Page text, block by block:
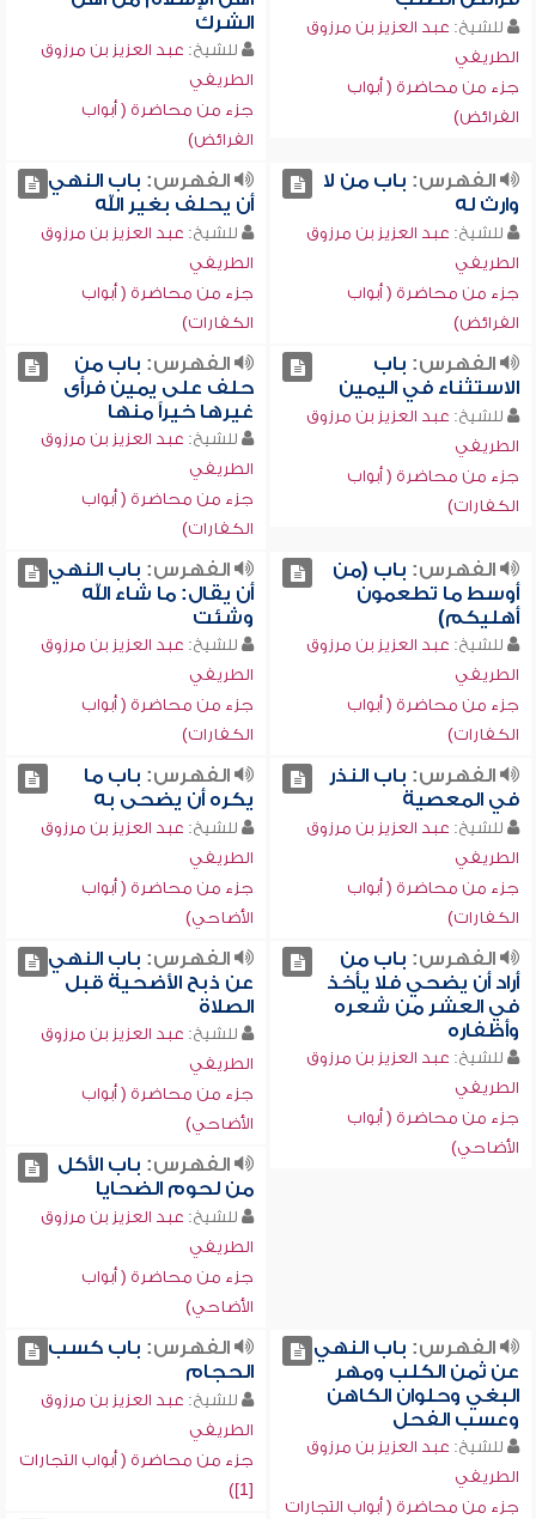
للشيخ: عبد العزيز بن مرزوق
الطريفي
جزء من محاضرة ( أبواب
الفرائض)
الشرك
للشيخ: عبد العزيز بن مرزوق
الطريفي
جزء من محاضرة ( أبواب
الفرائض)
الفهرس: باب من لا
وارث له
للشيخ: عبد العزيز بن مرزوق
الطريفي
جزء من محاضرة ( أبواب
الفرائض)
الفهرس: باب النهي
أن يحلف بغير الله
للشيخ: عبد العزيز بن مرزوق
الطريفي
جزء من محاضرة ( أبواب
الكفارات)
الفهرس: باب
الاستثناء في اليمين
للشيخ: عبد العزيز بن مرزوق
الطريفي
جزء من محاضرة ( أبواب
الكفارات)
الفهرس: باب من
حلف على يمين فرأى
غيرها خيراً منها
للشيخ: عبد العزيز بن مرزوق
الطريفي
جزء من محاضرة ( أبواب
الكفارات)
الفهرس: باب (من
أوسط ما تطعمون
أهليكم)
للشيخ: عبد العزيز بن مرزوق
الطريفي
جزء من محاضرة ( أبواب
الكفارات)
الفهرس: باب النهي
أن يقال: ما شاء الله
وشئت
للشيخ: عبد العزيز بن مرزوق
الطريفي
جزء من محاضرة ( أبواب
الكفارات)
الفهرس: باب النذر
في المعصية
للشيخ: عبد العزيز بن مرزوق
الطريفي
جزء من محاضرة ( أبواب
الكفارات)
الفهرس: باب ما
يكره أن يضحى به
للشيخ: عبد العزيز بن مرزوق
الطريفي
جزء من محاضرة ( أبواب
الأضاحي)
الفهرس: باب من
أراد أن يضحي فلا يأخذ
في العشر من شعره
وأظفاره
للشيخ: عبد العزيز بن مرزوق
الطريفي
جزء من محاضرة ( أبواب
الأضاحي)
الفهرس: باب النهي
عن ذبح الأضحية قبل
الصلاة
للشيخ: عبد العزيز بن مرزوق
الطريفي
جزء من محاضرة ( أبواب
الأضاحي)
الفهرس: باب الأكل
من لحوم الضحايا
للشيخ: عبد العزيز بن مرزوق
الطريفي
جزء من محاضرة ( أبواب
الأضاحي)
الفهرس: باب النهي
عن ثمن الكلب ومهر
البغي وحلوان الكاهن
وعسب الفحل
للشيخ: عبد العزيز بن مرزوق
الطريفي
جزء من محاضرة ( أبواب التجارات
الفهرس: باب كسب
الحجام
للشيخ: عبد العزيز بن مرزوق
الطريفي
جزء من محاضرة ( أبواب التجارات
[1])